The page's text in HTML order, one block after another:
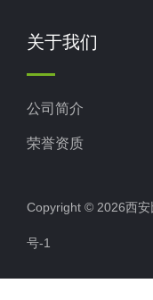
关于我们
公司简介
荣誉资质
Copyright © 2026西
号-1